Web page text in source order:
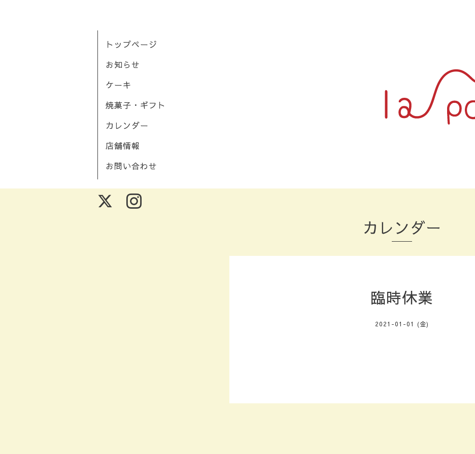
トップページ
お知らせ
ケーキ
焼菓子・ギフト
カレンダー
店舗情報
お問い合わせ
カレンダー
臨時休業
2021-01-01 (金)